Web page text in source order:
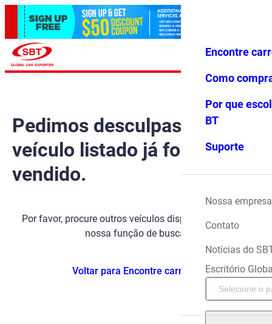
Favoritos Menu
Encontre
Como
Por que
BT
Suporte
Nossa empresa
Contato
Notícias do
Escritório
Pedimos desculpas, mas o
veículo listado já foi
vendido.
Por favor, procure outros veículos disponíveis usando
nossa função de busca.
Voltar para Encontre carros